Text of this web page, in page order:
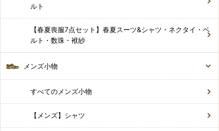
ルト
【春夏喪服7点セット】春夏スーツ&シャツ・ネクタイ・ベ
ルト・数珠・袱紗
メンズ小物
すべてのメンズ小物
【メンズ】シャツ